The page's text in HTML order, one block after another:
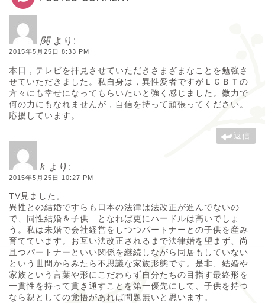
関 より:
2015年5月25日 8:33 PM
本日，テレビを拝見させていただきさまざまなことを勉強さ
せていただきました。私自身は，異性愛者ですがＬＧＢＴの
方々にも幸せになってもらいたいと強く感じました。微力で
何の力にもなれませんが，自信を持って頑張ってください。
応援しています。
返信
k より:
2015年5月25日 10:27 PM
TV見ました。
異性との結婚ですらも日本の法律は法改正が進んでないの
で、同性結婚＆子供…となれば更にハードルは高いでしょ
う。私は未婚で会社経営をしつつパートナーとの子供を産み
育てています。お互い法改正されるまで法律婚を望まず、尚
且つパートナーといい関係を継続しながら同居もしていない
という世間からみたら不思議な家族形態です。是非、結婚や
家族という言葉や形にこだわらず自分たちの目指す最終形を
一貫性を持って貫き通すことを第一優先にして、子供を持つ
なら親としての覚悟があれば問題無いと思います。